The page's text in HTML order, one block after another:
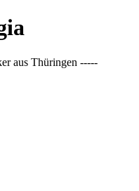
aus Thüringen -----